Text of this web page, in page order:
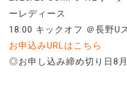
ーレディース
18:00 キックオフ ＠⾧野U
お申込みURLはこちら
◎お申し込み締め切り日8